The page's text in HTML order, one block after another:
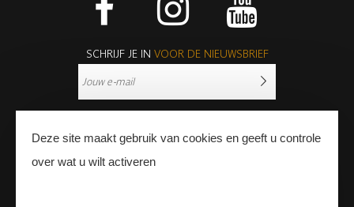
SCHRIJF JE IN VOOR DE NIEUWSBRIEF
Deze site maakt gebruik van cookies en geeft u controle
over wat u wilt activeren